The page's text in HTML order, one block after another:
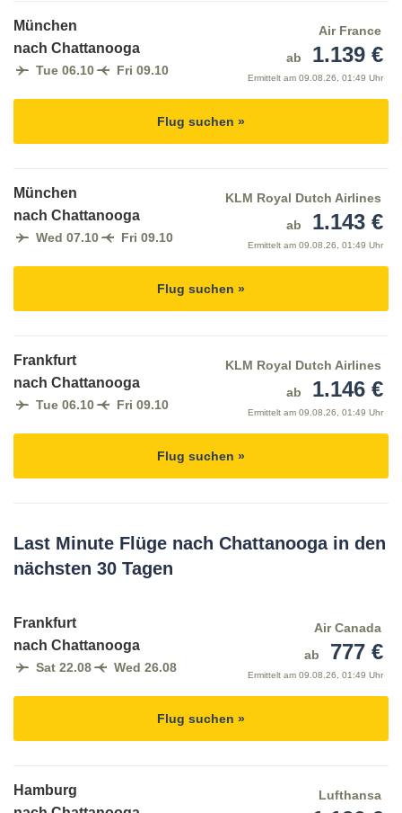
München
nach Chattanooga
Tue 06.10 Fri 09.10
Air France
ab
1.139 €
Ermittelt am 09.08.26, 01:49 Uhr
Flug suchen »
München
nach Chattanooga
Wed 07.10 Fri 09.10
KLM Royal Dutch Airlines
ab
1.143 €
Ermittelt am 09.08.26, 01:49 Uhr
Flug suchen »
Frankfurt
nach Chattanooga
Tue 06.10 Fri 09.10
KLM Royal Dutch Airlines
ab
1.146 €
Ermittelt am 09.08.26, 01:49 Uhr
Flug suchen »
Last Minute Flüge nach Chattanooga in den
nächsten 30 Tagen
Frankfurt
nach Chattanooga
Sat 22.08 Wed 26.08
Air Canada
ab
777 €
Ermittelt am 09.08.26, 01:49 Uhr
Flug suchen »
Hamburg
Lufthansa